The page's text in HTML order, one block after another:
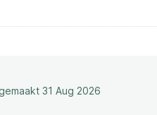
31 Aug 2026